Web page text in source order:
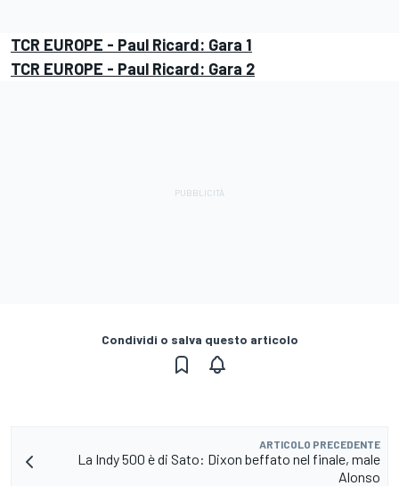
TCR EUROPE - Paul Ricard: Gara 1
TCR EUROPE - Paul Ricard: Gara 2
Condividi o salva questo articolo
ARTICOLO PRECEDENTE
La Indy 500 è di Sato: Dixon beffato nel finale, male
Alonso